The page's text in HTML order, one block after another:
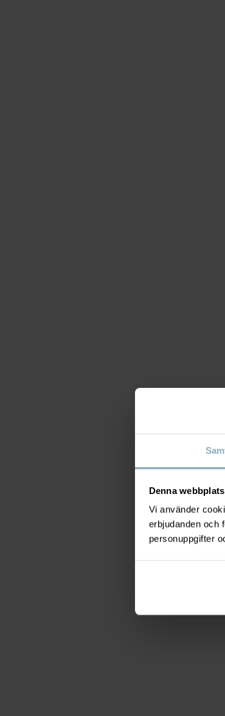
Denna
Vi använder
erbjudanden och
personuppgifter